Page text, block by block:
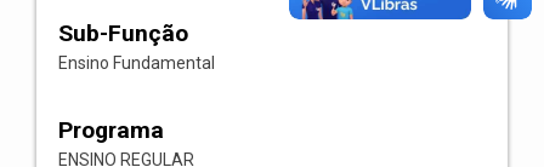
Sub-Função
Ensino Fundamental
Programa
ENSINO REGULAR